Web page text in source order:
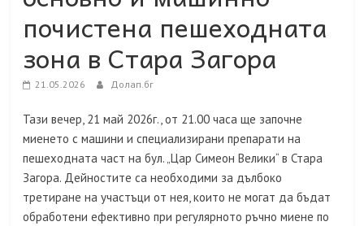
почистена пешеходната
зона в Стара Загора
21.05.2026 Долап.бг
Тази вечер, 21 май 2026г., от 21.00 часа ще започне
миенето с машини и специализирани препарати на
пешеходната част на бул. „Цар Симеон Велики“ в Стара
Загора. Дейностите са необходими за дълбоко
третиране на участъци от нея, които не могат да бъдат
обработени ефективно при регулярното ръчно миене по